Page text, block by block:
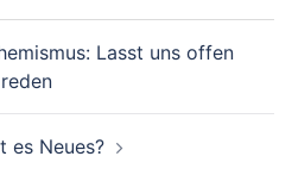
Lasst uns offen
reden
es Neues?